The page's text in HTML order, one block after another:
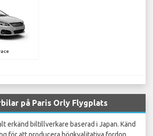
på Paris Orly Flygplats
erkänd biltillverkare baserad i Japan. Känd